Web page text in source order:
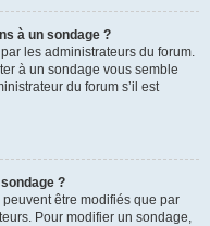
à un sondage ?
les administrateurs du forum.
à un sondage vous semble
du forum s’il est
?
être modifiés que par
Pour modifier un sondage,